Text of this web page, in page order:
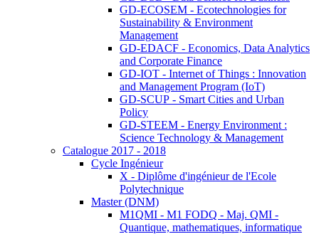
GD-ECOSEM - Ecotechnologies for
Sustainability & Environment
Management
GD-EDACF - Economics, Data Analytics
and Corporate Finance
GD-IOT - Internet of Things : Innovation
and Management Program (IoT)
GD-SCUP - Smart Cities and Urban
Policy
GD-STEEM - Energy Environment :
Science Technology & Management
Catalogue 2017 - 2018
Cycle Ingénieur
X - Diplôme d'ingénieur de l'Ecole
Polytechnique
Master (DNM)
M1QMI - M1 FODQ - Maj. QMI -
Quantique, mathematiques, informatique